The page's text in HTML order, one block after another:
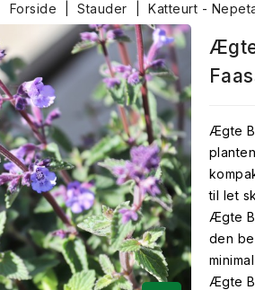
Forside Stauder Katteurt -
Ægte
til let
Ægte
den
Ægte